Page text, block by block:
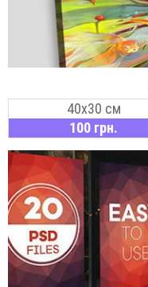
40х30 см
100 грн.